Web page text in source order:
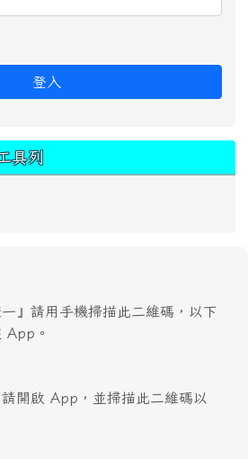
登入
具列
一』請用手機掃描此二維碼，以下
App。
請開啟 App，並掃描此二維碼以